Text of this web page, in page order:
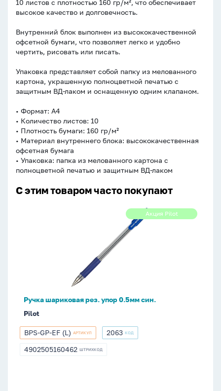
10 листов с плотностью 160 гр/м², что обеспечивает
высокое качество и долговечность.
Внутренний блок выполнен из высококачественной
офсетной бумаги, что позволяет легко и удобно
чертить, рисовать или писать.
Упаковка представляет собой папку из мелованного
картона, украшенную полноцветной печатью с
защитным ВД-лаком и оснащенную одним клапаном.
• Формат: А4
• Количество листов: 10
• Плотность бумаги: 160 гр/м²
• Материал внутреннего блока: высококачественная
офсетная бумага
• Упаковка: папка из мелованного картона с
полноцветной печатью и защитным ВД-лаком
С этим товаром часто покупают
Акция
Акция Pilot
Ручка шариковая рез. упор 0.5мм син.
Pilot
BPS-
GP-
BPS-GP-EF (L) АРТИКУЛ 2063
2063 КОД
4902505160462
4902505160462 ШТРИХКОД